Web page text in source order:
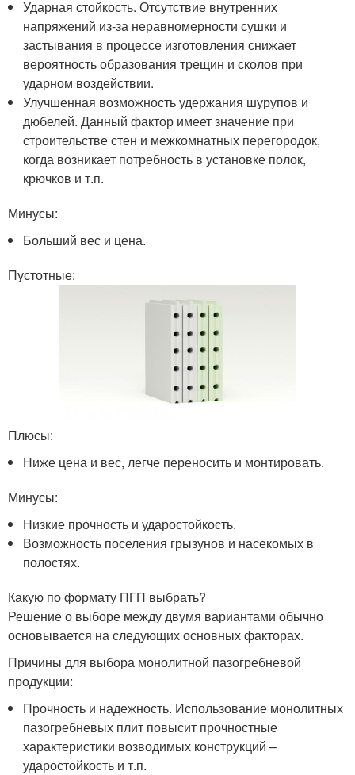
Ударная стойкость. Отсутствие внутренних
напряжений из-за неравномерности сушки и
застывания в процессе изготовления снижает
вероятность образования трещин и сколов при
ударном воздействии.
Улучшенная возможность удержания шурупов и
дюбелей. Данный фактор имеет значение при
строительстве стен и межкомнатных перегородок,
когда возникает потребность в установке полок,
крючков и т.п.
Минусы:
Больший вес и цена.
Пустотные:
Плюсы:
Ниже цена и вес, легче переносить и монтировать.
Минусы:
Низкие прочность и ударостойкость.
Возможность поселения грызунов и насекомых в
полостях.
Какую по формату ПГП выбрать?
Решение о выборе между двумя вариантами обычно
основывается на следующих основных факторах.
Причины для выбора монолитной пазогребневой
продукции:
Прочность и надежность. Использование монолитных
пазогребневых плит повысит прочностные
характеристики возводимых конструкций –
ударостойкость и т.п.